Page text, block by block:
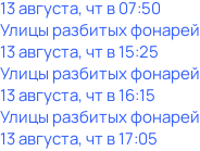
13 августа, чт в 07:50
Улицы разбитых фонарей
13 августа, чт в 15:25
Улицы разбитых фонарей
13 августа, чт в 16:15
Улицы разбитых фонарей
13 августа, чт в 17:05